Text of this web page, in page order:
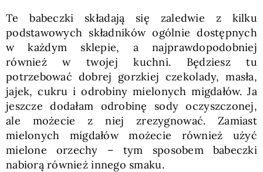
Te babeczki składają się zaledwie z kilku
podstawowych składników ogólnie dostępnych
w każdym sklepie, a najprawdopodobniej
również w twojej kuchni. Będziesz tu
potrzebować dobrej gorzkiej czekolady, masła,
jajek, cukru i odrobiny mielonych migdałów. Ja
jeszcze dodałam odrobinę sody oczyszczonej,
ale możecie z niej zrezygnować. Zamiast
mielonych migdałów możecie również użyć
mielone orzechy – tym sposobem babeczki
nabiorą również innego smaku.